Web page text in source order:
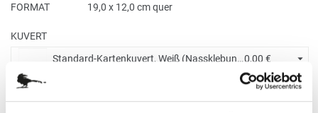
FORMAT 19,0 x 12,0 cm quer
KUVERT
Standard-Kartenkuvert, Weiß (Nassklebung) +0,00 €